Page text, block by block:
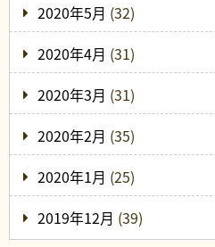
2020年5月 (32)
2020年4月 (31)
2020年3月 (31)
2020年2月 (35)
2020年1月 (25)
2019年12月 (39)